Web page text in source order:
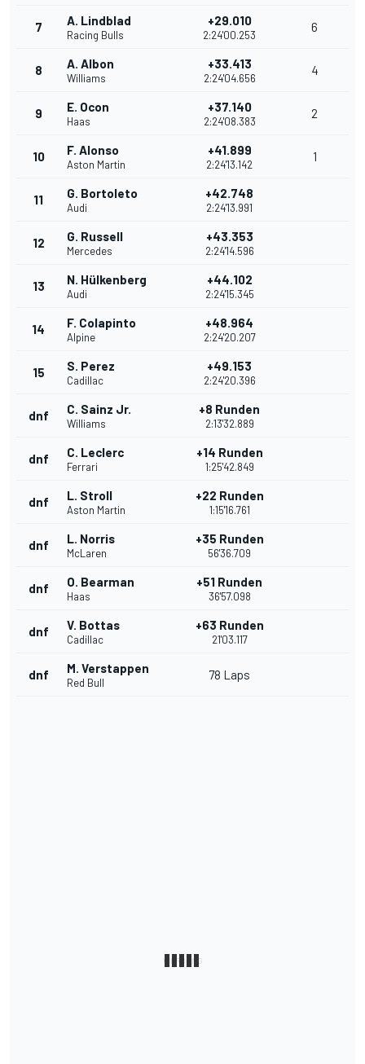
7 A. Lindblad
Racing Bulls
+29.010
2:24'00.253
6
8 A. Albon
Williams
+33.413
2:24'04.656
4
9 E. Ocon
Haas
+37.140
2:24'08.383
2
10 F. Alonso
Aston Martin
+41.899
2:24'13.142
1
11 G. Bortoleto
Audi
+42.748
2:24'13.991
12 G. Russell
Mercedes
+43.353
2:24'14.596
13 N. Hülkenberg
Audi
+44.102
2:24'15.345
14 F. Colapinto
Alpine
+48.964
2:24'20.207
15 S. Perez
Cadillac
+49.153
2:24'20.396
dnf C. Sainz Jr.
Williams
+8 Runden
2:13'32.889
dnf C. Leclerc
Ferrari
+14 Runden
1:25'42.849
dnf L. Stroll
Aston Martin
+22 Runden
1:15'16.761
dnf L. Norris
McLaren
+35 Runden
56'36.709
dnf O. Bearman
Haas
+51 Runden
36'57.098
dnf V. Bottas
Cadillac
+63 Runden
21'03.117
dnf M. Verstappen
Red Bull
78 Laps